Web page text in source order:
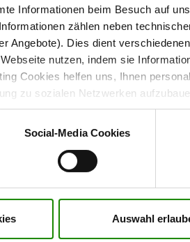
Informationen beim Besuch auf
zählen neben
Angebote). Dies dient
nutzen, indem sie
Cookies helfen uns, Ihnen
zu sozialen Netzwerken
welche Kategorien sie
Sie nur notwendige Cookies
Wirkung für die Zukunft
Social-Media Cookies
Auswahl
Mehrpreis erhältlich.
und
ganz nach deinen Wünschen ein.
Dazu gehören eine verstellbare